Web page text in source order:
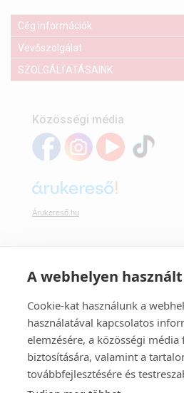
A webhelyen
Cookie-kat használunk a
használatával kapcsolatos
elemzésére, a közösségi
biztosítására, valamint a
továbbfejlesztésére és
Cég információk
Vevőszolgálat
SZOLGÁLTATÁSAINK
Közösségi média
Árukereső.hu
Webáruházunkban